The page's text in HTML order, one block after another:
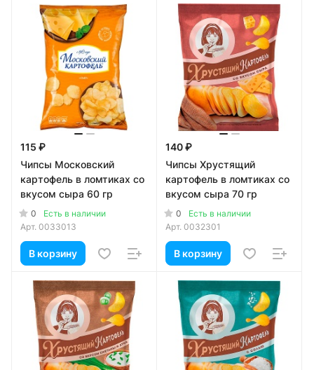
115 ₽
Чипсы Московский
картофель в ломтиках со
вкусом сыра 60 гр
0
Есть в наличии
Арт. 0033013
В корзину
140 ₽
Чипсы Хрустящий
картофель в ломтиках со
вкусом сыра 70 гр
0
Есть в наличии
Арт. 0032301
В корзину